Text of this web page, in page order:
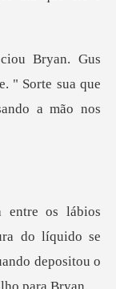
" Sorte sua que
do líquido se